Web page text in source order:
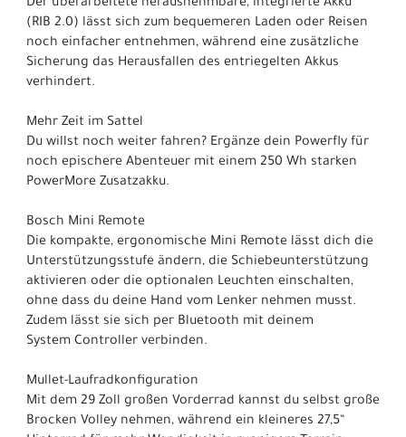
Der überarbeitete herausnehmbare, integrierte Akku
(RIB 2.0) lässt sich zum bequemeren Laden oder Reisen
noch einfacher entnehmen, während eine zusätzliche
Sicherung das Herausfallen des entriegelten Akkus
verhindert.
Mehr Zeit im Sattel
Du willst noch weiter fahren? Ergänze dein Powerfly für
noch epischere Abenteuer mit einem 250 Wh starken
PowerMore Zusatzakku.
Bosch Mini Remote
Die kompakte, ergonomische Mini Remote lässt dich die
Unterstützungsstufe ändern, die Schiebeunterstützung
aktivieren oder die optionalen Leuchten einschalten,
ohne dass du deine Hand vom Lenker nehmen musst.
Zudem lässt sie sich per Bluetooth mit deinem
System Controller verbinden.
Mullet-Laufradkonfiguration
Mit dem 29 Zoll großen Vorderrad kannst du selbst große
Brocken Volley nehmen, während ein kleineres 27,5“